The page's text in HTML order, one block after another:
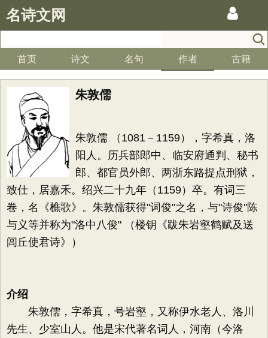
名诗文网
首页 诗文 名句 作者 古籍
朱敦儒
朱敦儒 （1081－1159），字希真，洛
阳人。历兵部郎中、临安府通判、秘书
郎、都官员外郎、两浙东路提点刑狱，
致仕，居嘉禾。绍兴二十九年（1159）卒。有词三
卷，名《樵歌》。朱敦儒获得"词俊"之名，与"诗俊"陈
与义等并称为"洛中八俊" （楼钥《跋朱岩壑鹤赋及送
闾丘使君诗》）
介绍
朱敦儒，字希真，号岩壑，又称伊水老人、洛川
先生、少室山人。他是宋代著名词人，河南（今洛